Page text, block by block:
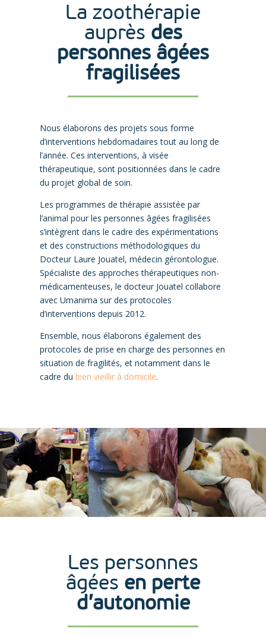
La zoothérapie
auprès des
personnes âgées
fragilisées
Nous élaborons des projets sous forme
d’interventions hebdomadaires tout au long de
l’année. Ces interventions, à visée
thérapeutique, sont positionnées dans le cadre
du projet global de soin.
Les programmes de thérapie assistée par
l’animal pour les personnes âgées fragilisées
s’intègrent dans le cadre des expérimentations
et des constructions méthodologiques du
Docteur Laure Jouatel, médecin gérontologue.
Spécialiste des approches thérapeutiques non-
médicamenteuses, le docteur Jouatel collabore
avec Umanima sur des protocoles
d’interventions depuis 2012.
Ensemble, nous élaborons également des
protocoles de prise en charge des personnes en
situation de fragilités, et notamment dans le
cadre dubien vieillir à domicile.
Les personnes
âgées en perte
d’autonomie